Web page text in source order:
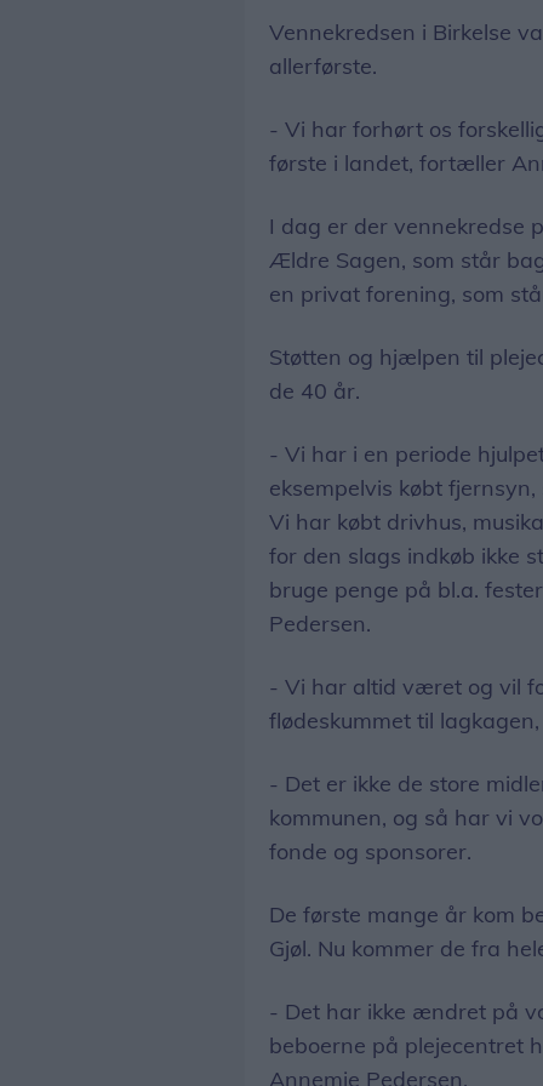
Vennekredsen i Birkelse
allerførste.
- Vi har forhørt os
første i landet, fortæller
I dag er der vennekredse
Ældre Sagen, som står
en privat forening, som
Støtten og hjælpen til
de 40 år.
- Vi har i en periode
eksempelvis købt
Vi har købt drivhus,
for den slags indkøb ikke
bruge penge på bl.a.
Pedersen.
- Vi har altid været og vil
flødeskummet til
- Det er ikke de store
kommunen, og så har vi
fonde og sponsorer.
De første mange år kom
Gjøl. Nu kommer de fra
- Det har ikke ændret på
beboerne på plejecentret
Annemie Pedersen.